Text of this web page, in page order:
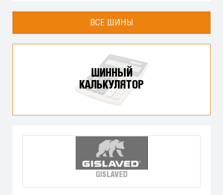
ВСЕ ШИНЫ
ШИННЫЙ
КАЛЬКУЛЯТОР
GISLAVED